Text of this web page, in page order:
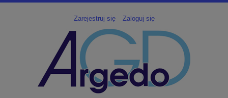
Zarejestruj się Zaloguj się